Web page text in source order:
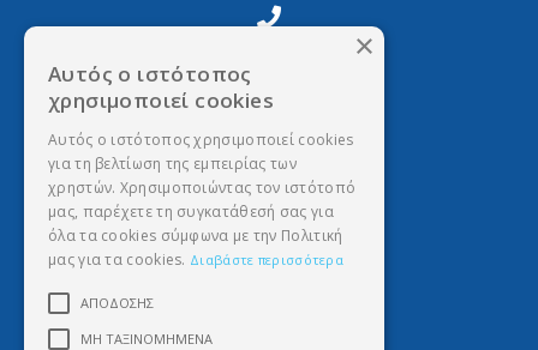
2103634377
Email
sas@sastya.gr
Δευ. - Παρ. / 10:00 - 13:00
×
Αυτός ο ιστότοπος
χρησιμοποιεί cookies
Αυτός ο ιστότοπος χρησιμοποιεί cookies
για τη βελτίωση της εμπειρίας των
χρηστών. Χρησιμοποιώντας τον ιστότοπό
μας, παρέχετε τη συγκατάθεσή σας για
όλα τα cookies σύμφωνα με την Πολιτική
μας για τα cookies. Διαβάστε περισσότερα
ΑΠΌΔΟΣΗΣ
ΜΗ ΤΑΞΙΝΟΜΗΜΈΝΑ